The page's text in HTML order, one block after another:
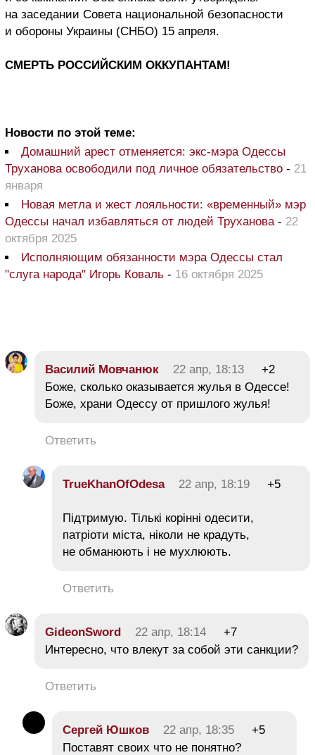
на заседании Совета национальной безопасности
и обороны Украины (СНБО) 15 апреля.
СМЕРТЬ РОССИЙСКИМ ОККУПАНТАМ!
Новости по этой теме:
Домашний арест отменяется: экс-мэра Одессы
Труханова освободили под личное обязательство - 21
января
Новая метла и жест лояльности: «временный» мэр
Одессы начал избавляться от людей Труханова- 22
октября 2025
Исполняющим обязанности мэра Одессы стал
"слуга народа" Игорь Коваль - 16 октября 2025
Василий Мовчанюк 22 апр, 18:13
+2
Боже, сколько оказывается жулья в Одессе!
Боже, храни Одессу от пришлого жулья!
Ответить
TrueKhanOfOdesa 22 апр, 18:19 +5
Підтримую. Тількі корінні одесити,
патріоти міста, ніколи не крадуть,
не обманюють і не мухлюють.
Ответить
GideonSword 22 апр, 18:14
+7
Интересно, что влекут за собой эти санкции?
Ответить
Сергей Юшков 22 апр, 18:35
+5
Поставят своих что не понятно?